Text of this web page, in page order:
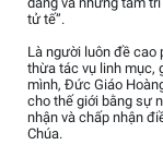
tử tế”.
Là người luôn đề cao
thừa tác vụ linh mục,
mình, Đức Giáo
cho thế giới bằng sự
nhận và chấp nhận
Chúa.